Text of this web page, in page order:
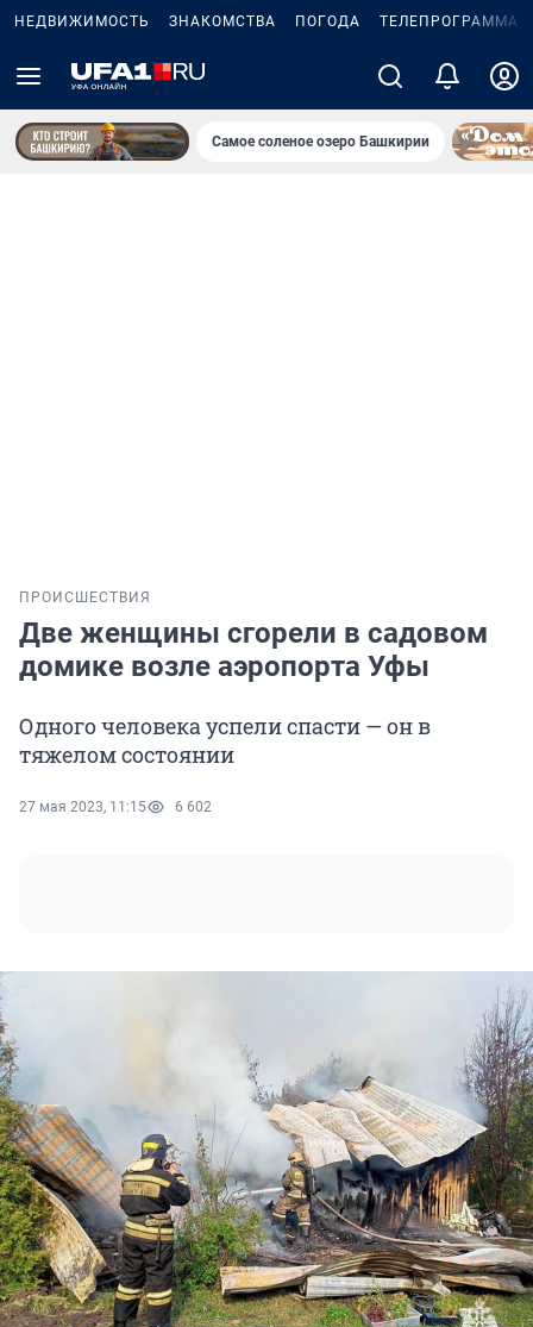
НЕДВИЖИМОСТЬ ЗНАКОМСТВА ПОГОДА ТЕЛЕПРОГРАММА
Самое соленое озеро Башкирии
ПРОИСШЕСТВИЯ
Две женщины сгорели в садовом
домике возле аэропорта Уфы
Одного человека успели спасти — он в
тяжелом состоянии
27 мая 2023, 11:15 6 602